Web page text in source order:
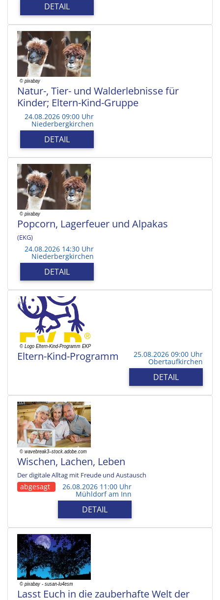
DETAIL
Natur-, Tier- und Walderlebnisse für
Kinder; Eltern-Kind-Gruppe
24.08.2026 09:00 Uhr
Niederbergkirchen
DETAIL
Popcorn, Lagerfeuer und Alpakas
(EKG)
24.08.2026 14:30 Uhr
Niederbergkirchen
DETAIL
Eltern-Kind-Programm 25.08.2026 09:00 Uhr
Obertaufkirchen
DETAIL
Wischen, Lachen, Leben
Der digitale Alltag mit Freude und Austausch
abgesagt 26.08.2026 11:00 Uhr
Mühldorf am Inn
DETAIL
Lasst Euch in die zauberhafte Welt der